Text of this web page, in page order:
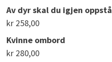
Av dyr skal du igjen oppstå
kr 258,00
Kvinne ombord
kr 280,00